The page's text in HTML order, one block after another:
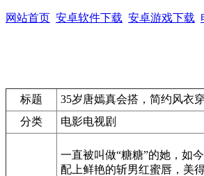
网站首页 安卓软件下载 安卓游戏下载
标题
35岁唐嫣真会搭，简约风衣
分类
电影电视剧
一直被叫做“糖糖”的她，如
配上鲜艳的斩男红蜜唇，美得